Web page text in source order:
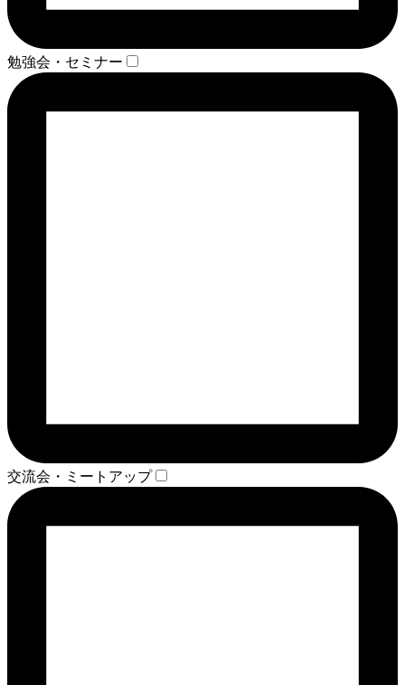
勉強会・セミナー
交流会・ミートアップ